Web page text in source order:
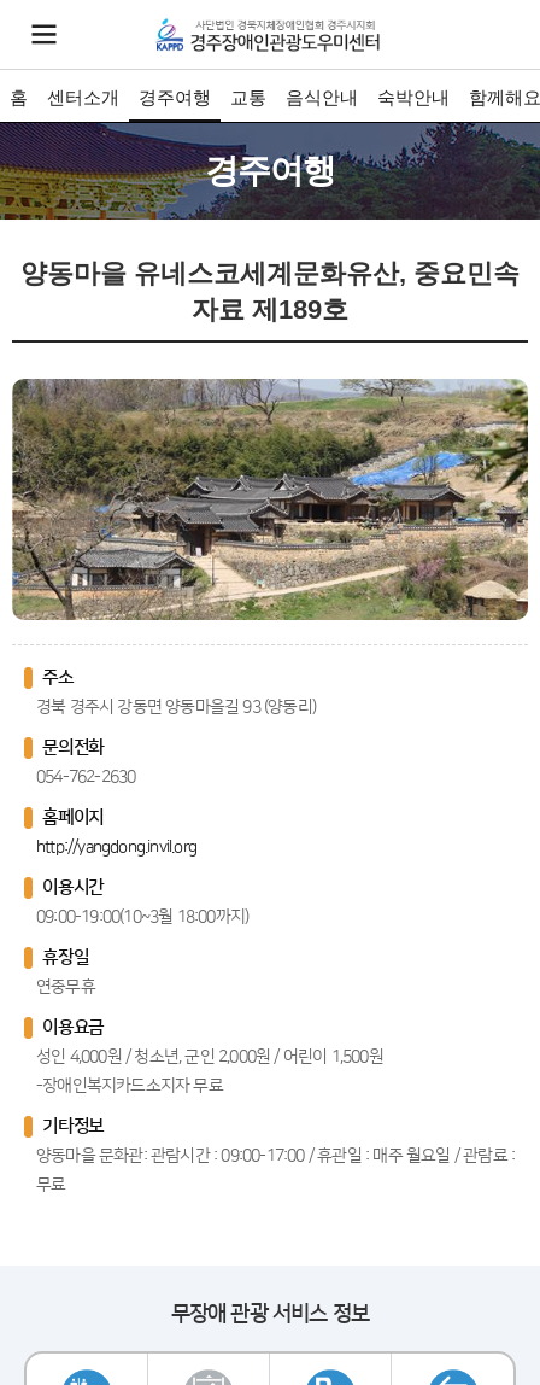
홈 센터소개 경주여행 교통 음식안내 숙박안내 함께해요
경주여행
양동마을 유네스코세계문화유산, 중요민속
자료 제189호
주소
경북 경주시 강동면 양동마을길 93 (양동리)
문의전화
054-762-2630
홈페이지
http://yangdong.invil.org
이용시간
09:00-19:00(10~3월 18:00까지)
휴장일
연중무휴
이용요금
성인 4,000원 / 청소년, 군인 2,000원 / 어린이 1,500원
-장애인복지카드소지자 무료
기타정보
양동마을 문화관: 관람시간 : 09:00-17:00 / 휴관일 : 매주 월요일 / 관람료 :
무료
무장애 관광 서비스 정보